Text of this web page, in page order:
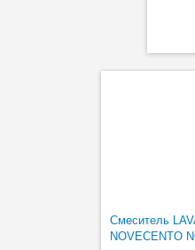
Смеситель
NOVECENTO